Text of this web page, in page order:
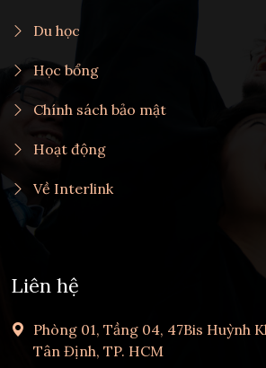
Du học
Học bổng
Chính sách bảo mật
Hoạt động
Về Interlink
Liên hệ
Phòng 01, Tầng 04, 47Bis Huỳnh
Tân Định, TP. HCM